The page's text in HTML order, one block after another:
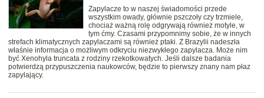
Zapylacze to w naszej świadomości przede
wszystkim owady, głównie pszczoły czy trzmiele,
chociaż ważną rolę odgrywają również motyle, w
tym ćmy. Czasami przypomnimy sobie, że w innych
strefach klimatycznych zapylaczami są również ptaki. Z Brazylii nadeszła
właśnie informacja o możliwym odkryciu niezwykłego zapylacza. Może nim
być Xenohyla truncata z rodziny rzekotkowatych. Jeśli dalsze badania
potwierdzą przypuszczenia naukowców, będzie to pierwszy znany nam płaz
zapylający.